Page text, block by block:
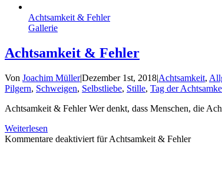
Achtsamkeit & Fehler
Gallerie
Achtsamkeit & Fehler
Von Joachim Müller|Dezember 1st, 2018|Achtsamkeit,
Pilgern, Schweigen, Selbstliebe, Stille, Tag der
Achtsamkeit & Fehler Wer denkt, dass Menschen, die
Weiterlesen
Kommentare deaktiviert für Achtsamkeit & Fehler